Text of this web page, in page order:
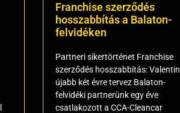
Franchise szerződés
hosszabbítás a Balaton-
felvidéken
Partneri sikertörténet Franchise
szerződés hosszabbítás: Valentin
újabb két évre tervez Balaton-
felvidéki partnerünk egy éve
csatlakozott a CCA-Cleancar